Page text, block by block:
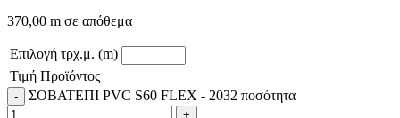
370,00 m σε απόθεμα
Επιλογή τρχ.μ. (m)
Τιμή Προϊόντος
ΣΟΒΑΤΕΠΙ PVC S60 FLEX - 2032 ποσότητα